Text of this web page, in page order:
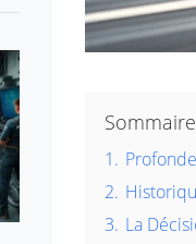
Sommaire
1.
2.
3. La